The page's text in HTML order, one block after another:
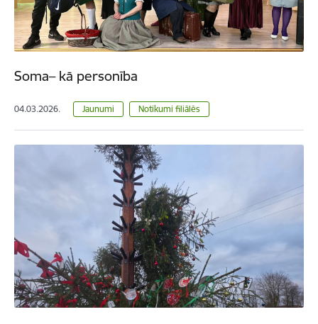
Soma– kā personība
04.03.2026. Jaunumi Notikumi filiālēs